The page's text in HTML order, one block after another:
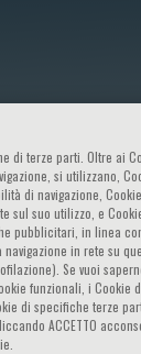
EVENTI /
di terze parti. Oltre ai
si utilizzano,
di navigazione,
sul suo utilizzo, e
pubblicitari, in linea
in rete su
Se vuoi
funzionali, i Cookie
di specifiche terze
ACCETTO